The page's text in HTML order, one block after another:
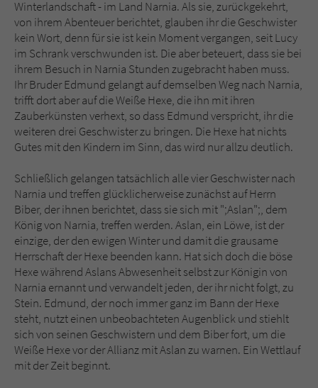
Winterlandschaft - im Land Narnia. Als sie, zurückgekehrt,
von ihrem Abenteuer berichtet, glauben ihr die Geschwister
kein Wort, denn für sie ist kein Moment vergangen, seit Lucy
im Schrank verschwunden ist. Die aber beteuert, dass sie bei
ihrem Besuch in Narnia Stunden zugebracht haben muss.
Ihr Bruder Edmund gelangt auf demselben Weg nach Narnia,
trifft dort aber auf die Weiße Hexe, die ihn mit ihren
Zauberkünsten verhext, so dass Edmund verspricht, ihr die
weiteren drei Geschwister zu bringen. Die Hexe hat nichts
Gutes mit den Kindern im Sinn, das wird nur allzu deutlich.
Schließlich gelangen tatsächlich alle vier Geschwister nach
Narnia und treffen glücklicherweise zunächst auf Herrn
Biber, der ihnen berichtet, dass sie sich mit ";Aslan";, dem
König von Narnia, treffen werden. Aslan, ein Löwe, ist der
einzige, der den ewigen Winter und damit die grausame
Herrschaft der Hexe beenden kann. Hat sich doch die böse
Hexe während Aslans Abwesenheit selbst zur Königin von
Narnia ernannt und verwandelt jeden, der ihr nicht folgt, zu
Stein. Edmund, der noch immer ganz im Bann der Hexe
steht, nutzt einen unbeobachteten Augenblick und stiehlt
sich von seinen Geschwistern und dem Biber fort, um die
Weiße Hexe vor der Allianz mit Aslan zu warnen. Ein Wettlauf
mit der Zeit beginnt.